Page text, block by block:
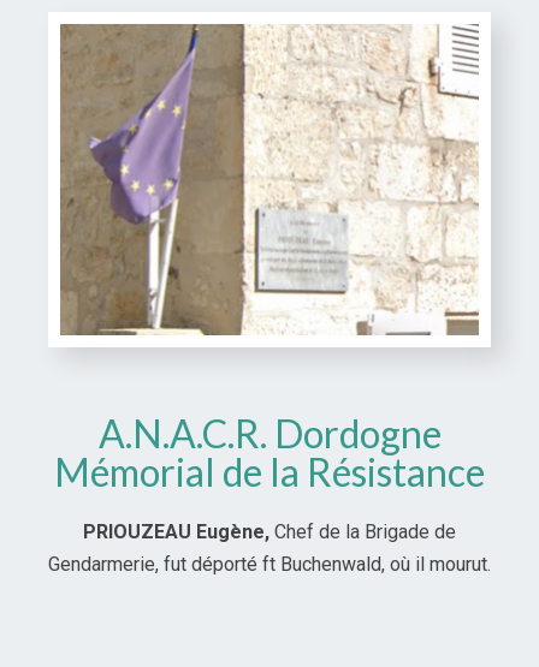
A.N.A.C.R. Dordogne
Mémorial de la Résistance
PRIOUZEAU Eugène, Chef de la Brigade de
Gendarmerie, fut déporté ft Buchenwald, où il mourut.